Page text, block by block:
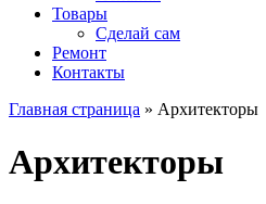
Товары
Сделай сам
Ремонт
Контакты
Главная страница » Архитекторы
Архитекторы